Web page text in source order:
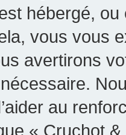
hébergé,
vous vous
avertirons
au
« Cruchot